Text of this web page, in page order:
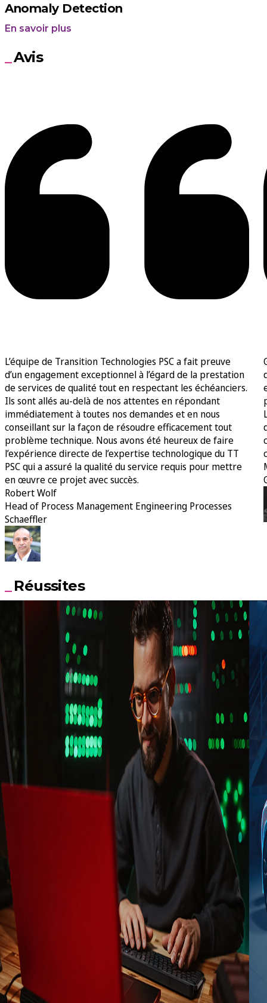
Anomaly Detection
En savoir plus
Avis
L’équipe de Transition Technologies PSC a fait preuve
d’un engagement exceptionnel à l’égard de la prestation
de services de qualité tout en respectant les échéanciers.
Ils sont allés au-delà de nos attentes en répondant
immédiatement à toutes nos demandes et en nous
conseillant sur la façon de résoudre efficacement tout
problème technique. Nous avons été heureux de faire
l’expérience directe de l’expertise technologique du TT
PSC qui a assuré la qualité du service requis pour mettre
en œuvre ce projet avec succès.
Robert Wolf
Head of Process Management Engineering Processes
Schaeffler
Réussites
2 min
Modernisation d’un environnement PLM
critique tout en assurant la continuité
des opérations chez Globe Union